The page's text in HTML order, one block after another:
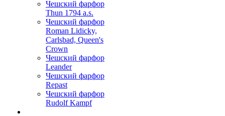
Чешский фарфор
Thun 1794 a.s.
Чешский фарфор
Roman Lidicky,
Carlsbad, Queen's
Crown
Чешский фарфор
Leander
Чешский фарфор
Repast
Чешский фарфор
Rudolf Kampf